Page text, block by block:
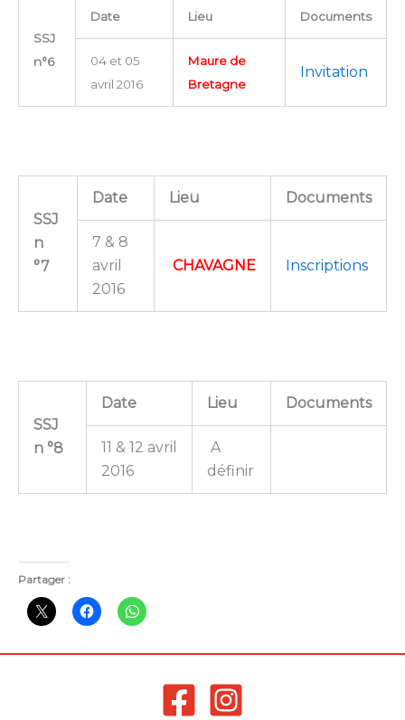
SSJ
n°6
Date Lieu Documents
04 et 05
avril 2016
Maure de
Bretagne
Invitation
SSJ
n
°7
Date Lieu Documents
7 & 8
avril
2016
CHAVAGNE Inscriptions
SSJ
n °8
Date Lieu Documents
11 & 12 avril
2016
A
définir
Partager :